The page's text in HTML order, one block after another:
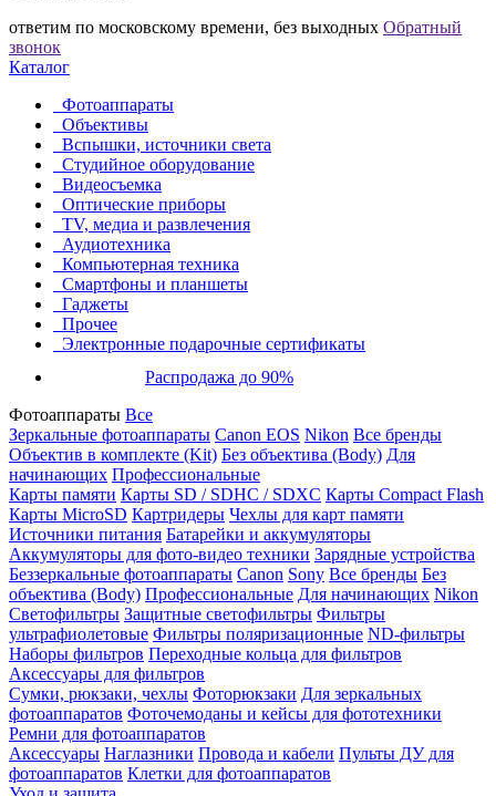
ответим по московскому времени, без выходных Обратный
звонок
Каталог
Фотоаппараты
Объективы
Вспышки, источники света
Студийное оборудование
Видеосъемка
Оптические приборы
TV, медиа и развлечения
Аудиотехника
Компьютерная техника
Смартфоны и планшеты
Гаджеты
Прочее
Электронные подарочные сертификаты
Распродажа до 90%
Фотоаппараты Все
Зеркальные фотоаппараты Canon EOS Nikon Все бренды
Объектив в комплекте (Kit) Без объектива (Body) Для
начинающих Профессиональные
Карты памяти Карты SD / SDHC / SDXC Карты Compact Flash
Карты MicroSD Картридеры Чехлы для карт памяти
Источники питания Батарейки и аккумуляторы
Аккумуляторы для фото-видео техники Зарядные устройства
Беззеркальные фотоаппараты Canon Sony Все бренды Без
объектива (Body) Профессиональные Для начинающих Nikon
Светофильтры Защитные светофильтры Фильтры
ультрафиолетовые Фильтры поляризационные ND-фильтры
Наборы фильтров Переходные кольца для фильтров
Аксессуары для фильтров
Сумки, рюкзаки, чехлы Фоторюкзаки Для зеркальных
фотоаппаратов Фоточемоданы и кейсы для фототехники
Ремни для фотоаппаратов
Аксессуары Наглазники Провода и кабели Пульты ДУ для
фотоаппаратов Клетки для фотоаппаратов